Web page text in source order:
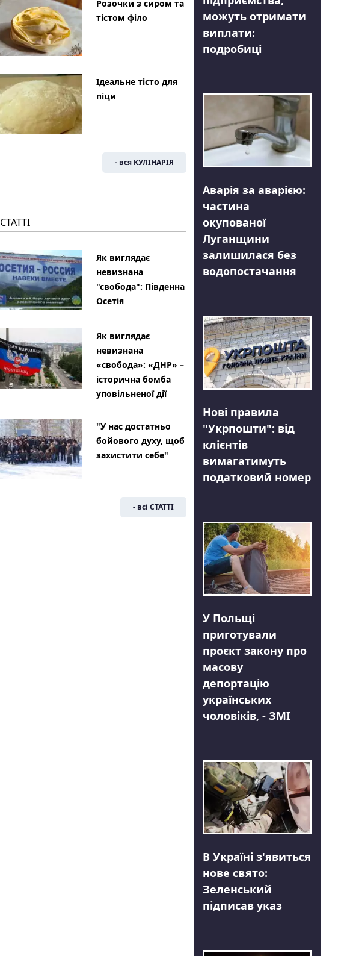
Розочки з сиром та
тістом філо
Ідеальне тісто для
піци
- вся КУЛІНАРІЯ
СТАТТІ
Як виглядає
невизнана
"свобода": Південна
Осетія
Як виглядає
невизнана
«свобода»: «ДНР» –
історична бомба
уповільненої дії
"У нас достатньо
бойового духу, щоб
захистити себе"
- всі СТАТТІ
можуть отримати
виплати:
подробиці
Аварія за аварією:
частина
окупованої
Луганщини
залишилася без
водопостачання
Нові правила
"Укрпошти": від
клієнтів
вимагатимуть
податковий номер
У Польщі
приготували
проєкт закону про
масову
депортацію
українських
чоловіків, - ЗМІ
В Україні з'явиться
нове свято:
Зеленський
підписав указ